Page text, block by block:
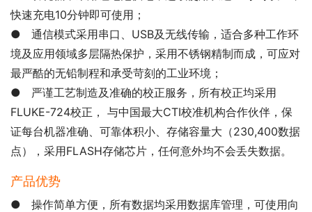
快速充电10分钟即可使用；
● 通信模式采用串口、USB及无线传输，适合多种工作环
境及应用领域多层隔热保护，采用不锈钢精制而成，可应对
最严酷的无铅制程和承受苛刻的工业环境；
● 严谨工艺制造及准确的校正服务，所有校正均采用
FLUKE-724校正， 与中国最大CTI校准机构合作伙伴，保
证每台机器准确、可靠体积小、存储容量大（230,400数据
点），采用FLASH存储芯片，任何意外均不会丢失数据。
产品优势
● 操作简单方便，所有数据均采用数据库管理，可使用向